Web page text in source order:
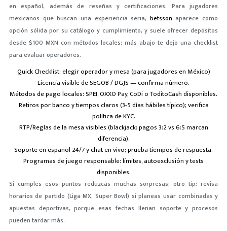
en español, además de reseñas y certificaciones. Para jugadores
mexicanos que buscan una experiencia seria, betsson aparece como
opción sólida por su catálogo y cumplimiento, y suele ofrecer depósitos
desde $100 MXN con métodos locales; más abajo te dejo una checklist
para evaluar operadores.
Quick Checklist: elegir operador y mesa (para jugadores en México)
Licencia visible de SEGOB / DGJS — confirma número.
Métodos de pago locales: SPEI, OXXO Pay, CoDi o ToditoCash disponibles.
Retiros por banco y tiempos claros (3-5 días hábiles típico); verifica
política de KYC.
RTP/Reglas de la mesa visibles (blackjack: pagos 3:2 vs 6:5 marcan
diferencia).
Soporte en español 24/7 y chat en vivo; prueba tiempos de respuesta.
Programas de juego responsable: límites, autoexclusión y tests
disponibles.
Si cumples esos puntos reduzcas muchas sorpresas; otro tip: revisa
horarios de partido (Liga MX, Super Bowl) si planeas usar combinadas y
apuestas deportivas, porque esas fechas llenan soporte y procesos
pueden tardar más.